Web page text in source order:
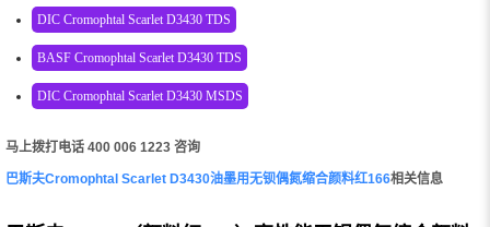
DIC Cromophtal Scarlet D3430 TDS
BASF Cromophtal Scarlet D3430 TDS
DIC Cromophtal Scarlet D3430 MSDS
马上拨打电话 400 006 1223 咨询
巴斯夫Cromophtal Scarlet D3430油墨用无钡偶氮缩合颜料红166相关信息